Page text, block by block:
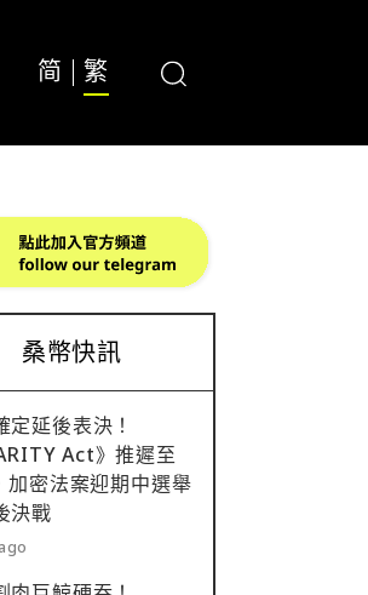
简 繁
桑幣快訊
定延後表決！
Act》推遲至
加密法案迎期中選舉
決戰